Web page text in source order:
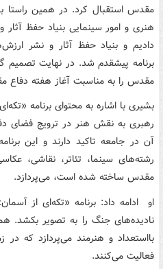
مقدس استقبال کرد. در همین راستا
هنری و امور سینمایی بنیاد حفظ
دادیم و بنیاد حفظ آثار و نشر
برنامه پیشقدم شد. در نهایت تصمیم
مقدس را به مناسبت آغاز هفته دفاع
بشیری با اشاره به محتوای برنامه
رهبری به نقش هنر در ترویج فضای
آن در جامعه تاکید دارند و این
رشته‌های سینما، تئاتر، نقاشی،
مقدس ساخته شده است، می‌پردازد.
او ادامه داد: برنامه «تکه‌ای از
نادیده‌های جنگ را به تصویر بکشد.
بااستعداد و هنرمند می‌پردازد که
فعالیت می‌کنند.